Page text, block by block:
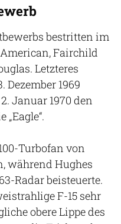
bestritten im
Fairchild
Letzteres
1969
Januar 1970 den
Turbofan von
während Hughes
Radar beisteuerte.
F-15 sehr
obere Lippe des